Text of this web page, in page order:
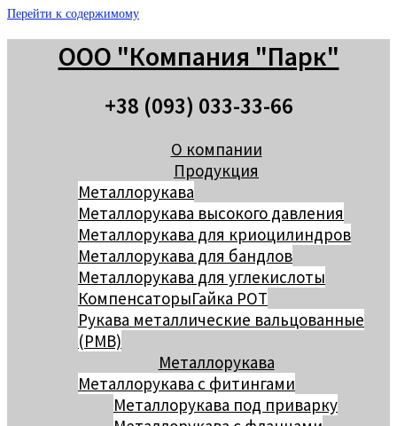
Перейти к содержимому
ООО "Компания "Парк"
+38 (093) 033-33-66
О компании
Продукция
Металлорукава
Металлорукава высокого давления
Металлорукава для криоцилиндров
Металлорукава для бандлов
Металлорукава для углекислоты
КомпенсаторыГайка РОТ
Рукава металлические вальцованные
(РМВ)
Металлорукава
Металлорукава с фитингами
Металлорукава под приварку